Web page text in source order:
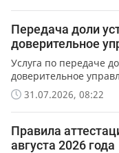
Передача доли
доверительное
Услуга по передаче
доверительное
31.07.2026, 08:22
Правила
августа 2026 года